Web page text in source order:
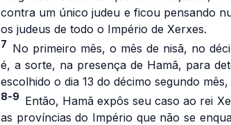
contra um único judeu e ficou pensando
os judeus de todo o Império de Xerxes.
7 No primeiro mês, o mês de nisã, no
é, a sorte, na presença de Hamã, para
escolhido o dia 13 do décimo segundo
8-9 Então, Hamã expôs seu caso ao rei
as províncias do Império que não se